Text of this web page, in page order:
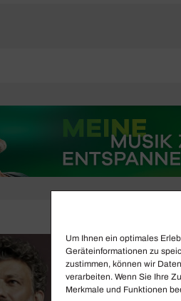
Um Ihnen ein optimales
Geräteinformationen zu
zustimmen, können wir
verarbeiten. Wenn Sie Ihre
Merkmale und Funktionen